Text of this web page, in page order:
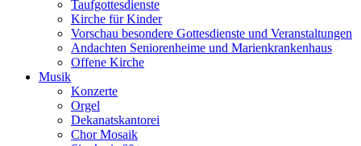
Taufgottesdienste
Kirche für Kinder
Vorschau besondere Gottesdienste und Veranstaltungen
Andachten Seniorenheime und Marienkrankenhaus
Offene Kirche
Musik
Konzerte
Orgel
Dekanatskantorei
Chor Mosaik